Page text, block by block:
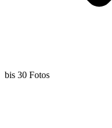
bis 30 Fotos